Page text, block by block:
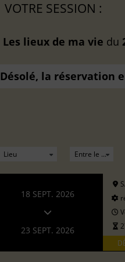
VOTRE SESSION :
Les lieux de ma vie du
Désolé, la réservation
18 SEPT. 2026
23 SEPT. 2026